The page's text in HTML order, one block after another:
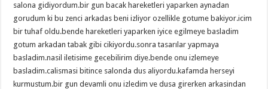
salona gidiyordum.bir gun bacak hareketleri yaparken aynadan
gorudum ki bu zenci arkadas beni izliyor ozellikle gotume bakiyor.icim
bir tuhaf oldu.bende hareketleri yaparken iyice egilmeye basladim
gotum arkadan tabak gibi cikiyordu.sonra tasarılar yapmaya
basladim.nasil iletisime gecebilirim diye.bende onu izlemeye
basladim.calismasi bitince salonda dus aliyordu.kafamda herseyi
kurmustum.bir gun devamli onu izledim ve dusa girerken arkasindan